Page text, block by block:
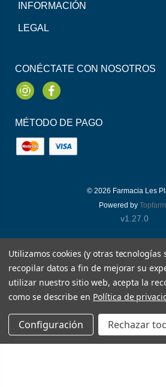
INFORMACIÓN
LEGAL
CONÉCTATE CON NOSOTROS
InstagramFacebook
MÉTODO DE PAGO
© 2026 Farmacia Les
Powered by
v1.27.0
Utilizamos cookies (y otras tecnologías
recopilar datos a fin de mejorar su
utilizar nuestro sitio web, acepta la
como se describe en Política de
Configuración Rechazar